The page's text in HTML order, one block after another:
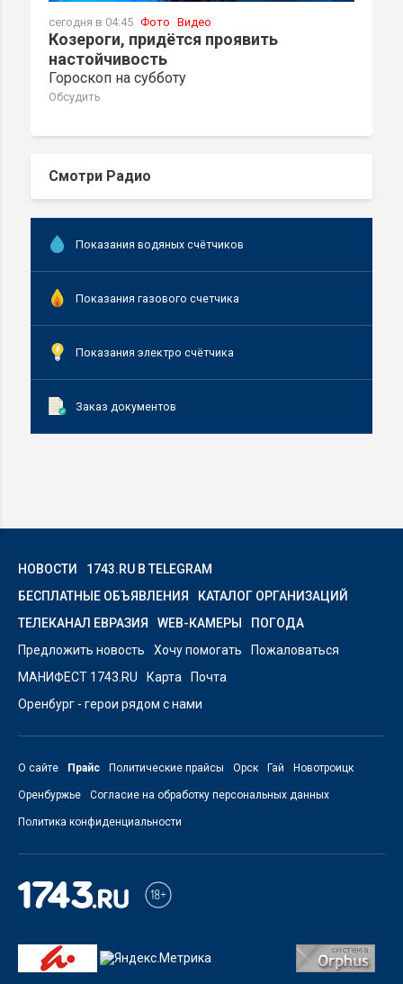
сегодня в 04:45 Фото Видео
Козероги, придётся проявить
настойчивость
Гороскоп на субботу
Обсудить
Смотри Радио
Показания водяных счётчиков
Показания газового счетчика
Показания электро счётчика
Заказ документов
НОВОСТИ
1743.RU В TELEGRAM
БЕСПЛАТНЫЕ ОБЪЯВЛЕНИЯ
КАТАЛОГ ОРГАНИЗАЦИЙ
ТЕЛЕКАНАЛ ЕВРАЗИЯ
WEB-КАМЕРЫ
ПОГОДА
Предложить новость
Хочу помогать
Пожаловаться
МАНИФЕСТ 1743.RU
Карта
Почта
Оренбург - герои рядом с нами
О сайте Прайс Политические прайсы Орск Гай Новотроицк
Оренбуржье Согласие на обработку персональных данных
Политика конфиденциальности